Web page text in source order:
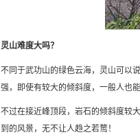
灵山难度大吗？
不同于武功山的绿色云海，灵山可以
强，即使有较大的倾斜度，一般人也
不过在接近峰顶段，岩石的倾斜度较
到的风景，无不让人趋之若鹜！